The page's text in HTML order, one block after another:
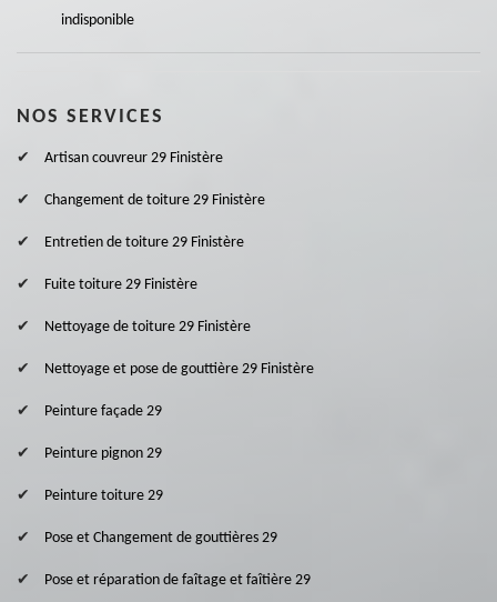
indisponible
NOS SERVICES
Artisan couvreur 29 Finistère
Changement de toiture 29 Finistère
Entretien de toiture 29 Finistère
Fuite toiture 29 Finistère
Nettoyage de toiture 29 Finistère
Nettoyage et pose de gouttière 29 Finistère
Peinture façade 29
Peinture pignon 29
Peinture toiture 29
Pose et Changement de gouttières 29
Pose et réparation de faîtage et faîtière 29